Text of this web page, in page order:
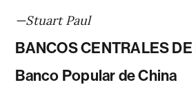
—Stuart Paul
BANCOS CENTRALES DE
Banco Popular de China